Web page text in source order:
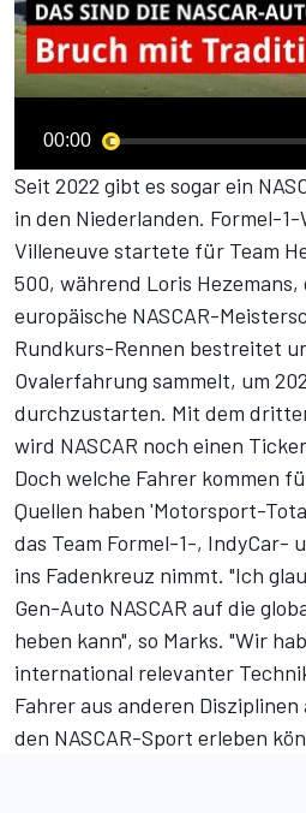
00:00
Seit 2022 gibt es sogar ein
in den Niederlanden. Formel-
Villeneuve startete für Team
500, während Loris Hezemans,
europäische NASCAR-
Rundkurs-Rennen bestreitet
Ovalerfahrung sammelt, um
durchzustarten. Mit dem
wird NASCAR noch einen
Doch welche Fahrer kommen
Quellen haben 'Motorsport-
das Team Formel-1-, IndyCar-
ins Fadenkreuz nimmt. "Ich
Gen-Auto NASCAR auf die
heben kann", so Marks. "Wir
international relevanter
Fahrer aus anderen
den NASCAR-Sport erleben